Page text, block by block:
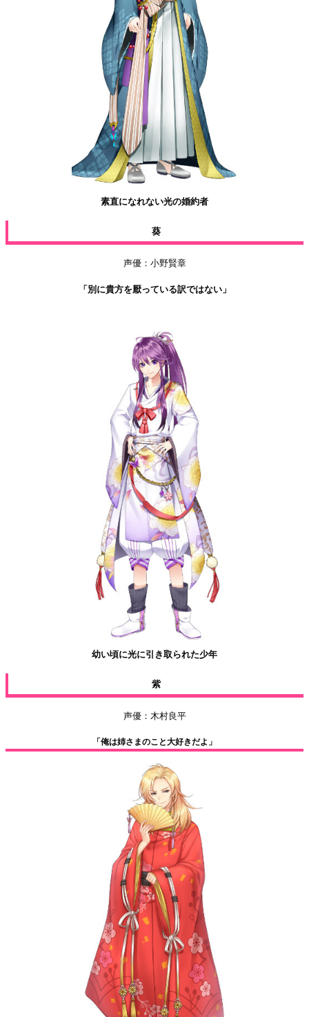
素直になれない光の婚約者
葵
声優：小野賢章
「別に貴方を厭っている訳ではない」
幼い頃に光に引き取られた少年
紫
声優：木村良平
「俺は姉さまのこと大好きだよ」